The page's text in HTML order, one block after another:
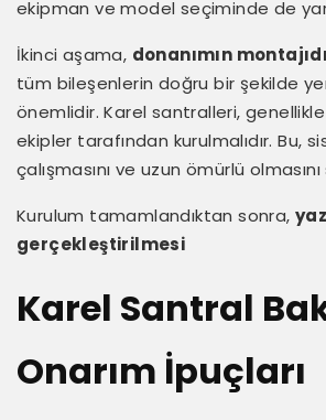
ekipman ve model seçiminde de
İkinci aşama, donanımın
tüm bileşenlerin doğru bir şekilde
önemlidir. Karel santralleri,
ekipler tarafından kurulmalıdır. Bu,
çalışmasını ve uzun ömürlü
Kurulum tamamlandıktan sonra,
gerçekleştirilmesi
Karel Santral
Onarım İpuçları